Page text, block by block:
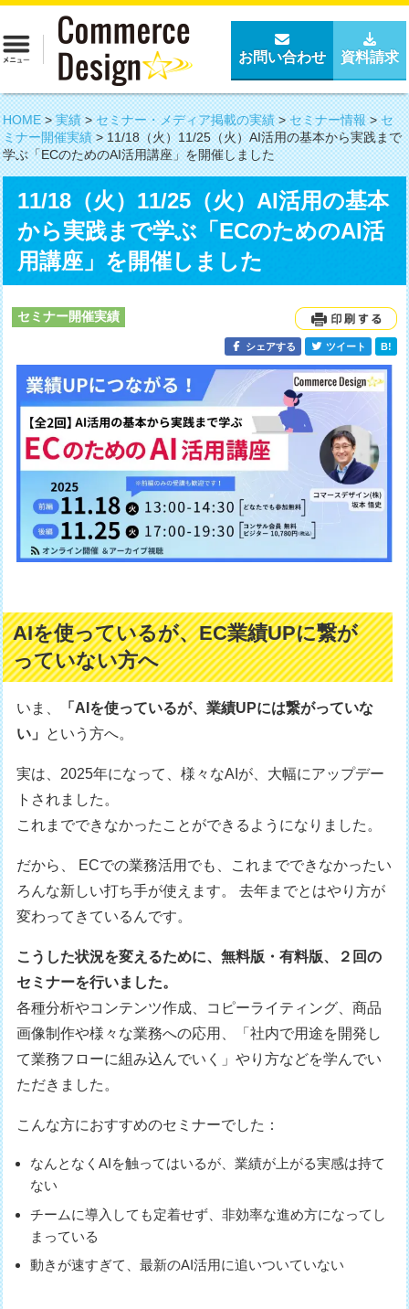
お問い合わせ 資料請求
HOME>実績>セミナー・メディア掲載の実績>セミナー情報>セ
ミナー開催実績>11/18（火）11/25（火）AI活用の基本から実践まで
学ぶ「ECのためのAI活用講座」を開催しました
11/18（火）11/25（火）AI活用の基本
から実践まで学ぶ「ECのためのAI活
用講座」を開催しました
セミナー開催実績
シェアする ツイート B!
AIを使っているが、EC業績UPに繋が
っていない方へ
いま、
「AIを使っているが、業績UPには繋がっていな
い」 という方へ。
実は、2025年になって、様々なAIが、大幅にアップデー
トされました。
これまでできなかったことができるようになりました。
だから、 ECでの業務活用でも、これまでできなかったい
ろんな新しい打ち手が使えます。 去年までとはやり方が
変わってきているんです。
こうした状況を変えるために、無料版・有料版、２回の
セミナーを行いました。
各種分析やコンテンツ作成、コピーライティング、商品
画像制作や様々な業務への応用、「社内で用途を開発し
て業務フローに組み込んでいく」やり方などを学んでい
ただきました。
こんな方におすすめのセミナーでした：
なんとなくAIを触ってはいるが、業績が上がる実感は持て
ない
チームに導入しても定着せず、非効率な進め方になってし
まっている
動きが速すぎて、最新のAI活用に追いついていない